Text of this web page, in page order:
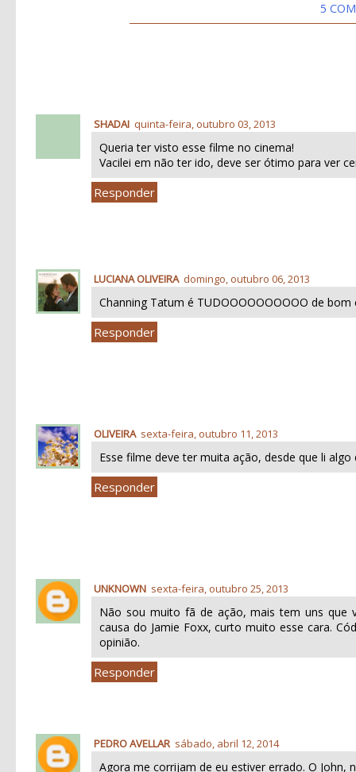
5
SHADAI quinta-feira, outubro 03, 2013
Queria ter visto esse filme no cinema!
Vacilei em não ter ido, deve ser ótimo para ver
Responder
LUCIANA OLIVEIRA domingo, outubro 06, 2013
Channing Tatum é TUDOOOOOOOOOO de
Responder
OLIVEIRA sexta-feira, outubro 11, 2013
Esse filme deve ter muita ação, desde que li
Responder
UNKNOWN sexta-feira, outubro 25, 2013
Não sou muito fã de ação, mais tem uns que
causa do Jamie Foxx, curto muito esse cara.
opinião.
Responder
PEDRO AVELLAR sábado, abril 12, 2014
Agora me corrijam de eu estiver errado. O John,